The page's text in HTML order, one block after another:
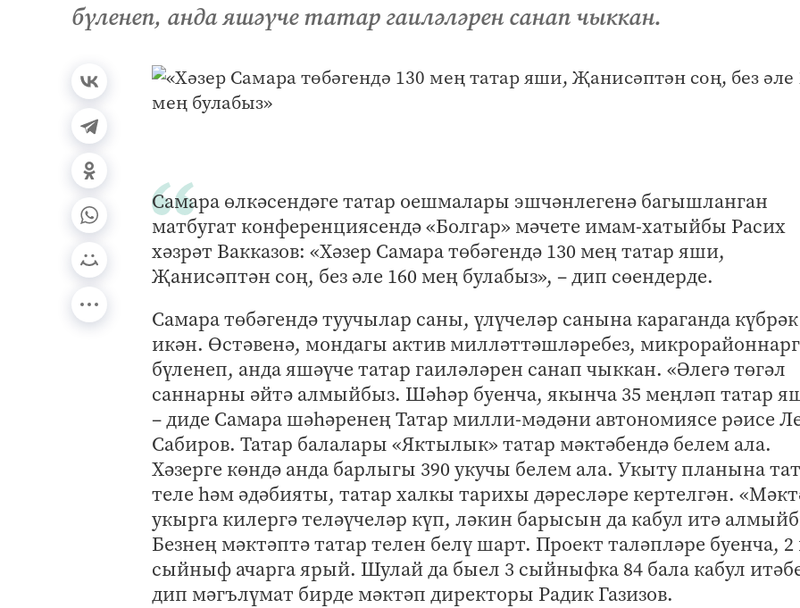
бүленеп, анда яшәүче татар гаиләләрен санап чыккан.
Самара өлкәсендәге татар оешмалары эшчәнлегенә багышланган
матбугат конференциясендә «Болгар» мәчете имам-хатыйбы Расих
хәзрәт Вакказов: «Хәзер Самара төбәгендә 130 мең татар яши,
Җанисәптән соң, без әле 160 мең булабыз», – дип сөендерде.
Самара төбәгендә туучылар саны, үлүчеләр санына караганда күбрәк
икән. Өстәвенә, мондагы актив милләттәшләребез,
бүленеп, анда яшәүче татар гаиләләрен санап чыккан. «Әлегә төгәл
саннарны әйтә алмыйбыз. Шәһәр буенча, якынча 35 меңләп татар
– диде Самара шәһәренең Татар милли-мәдәни автономиясе рәисе
Сабиров. Татар балалары «Яктылык» татар мәктәбендә белем ала.
Хәзерге көндә анда барлыгы 390 укучы белем ала. Укыту планына
теле һәм әдәбияты, татар халкы тарихы дәресләре кертелгән.
укырга килергә теләүчеләр күп, ләкин барысын да кабул итә
Безнең мәктәптә татар телен белү шарт. Проект таләпләре буенча, 2
сыйныф ачарга ярый. Шулай да быел 3 сыйныфка 84 бала кабул
дип мәгълүмат бирде мәктәп директоры Радик Газизов.